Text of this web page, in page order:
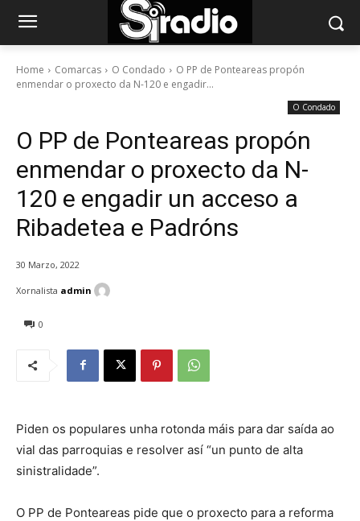
Home Comarcas O Condado
O PP de Ponteareas propón
enmendar o proxecto da N-120 e engadir...
O Condado
O PP de Ponteareas propón
enmendar o proxecto da N-
120 e engadir un acceso a
Ribadetea e Padróns
30 Marzo, 2022
0
Xornalista admin
Piden os populares unha rotonda máis para dar saída ao
vial das parroquias e resolver así “un punto de alta
sinistralidade”.
O PP de Ponteareas pide que o proxecto para a reforma